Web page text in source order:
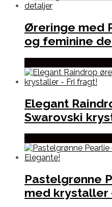
Øreringe med
og feminine
Elegant
Swarovski
Pastelgrønne
med krystaller